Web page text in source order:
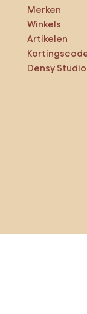
Merken
Winkels
Artikelen
Densy Studio